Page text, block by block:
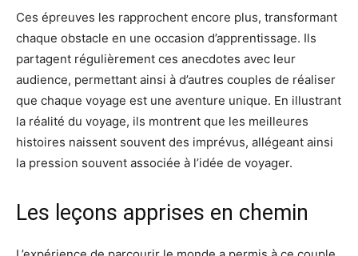
Ces épreuves les rapprochent encore plus, transformant
chaque obstacle en une occasion d’apprentissage. Ils
partagent régulièrement ces anecdotes avec leur
audience, permettant ainsi à d’autres couples de réaliser
que chaque voyage est une aventure unique. En illustrant
la réalité du voyage, ils montrent que les meilleures
histoires naissent souvent des imprévus, allégeant ainsi
la pression souvent associée à l’idée de voyager.
Les leçons apprises en chemin